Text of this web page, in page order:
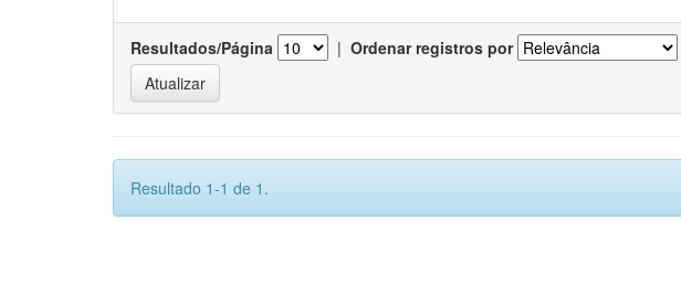
Resultados/Página | Ordenar registros por
Resultado 1-1 de 1.